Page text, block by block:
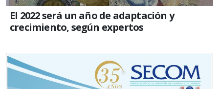
El 2022 será un año de adaptación y
crecimiento, según expertos